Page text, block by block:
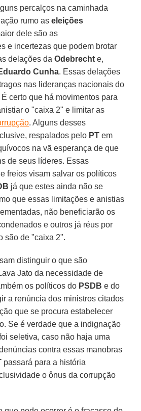
percalços na caminhada
rumo as eleições
dele são as
e incertezas que podem brotar
delações daOdebrecht e,
Cunha. Essas delações
nas lideranças nacionais do
É certo que há movimentos para
o "caixa 2" e limitar as
. Alguns desses
respalados pelo PT em
na vã esperança de que
de seus líderes. Essas
freios visam salvar os políticos
já que estes ainda não se
que essas limitações e anistias
não beneficiarão os
e outros já réus por
são de "caixa 2".
distinguir o que são
Jato da necessidade de
os políticos do PSDB e do
a renúncia dos ministros citados
que se procura estabelecer
Se é verdade que a indignação
seletiva, caso não haja uma
contra essas manobras
passará para a história
o ônus da corrupção